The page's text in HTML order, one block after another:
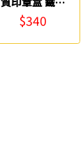
牌
$340